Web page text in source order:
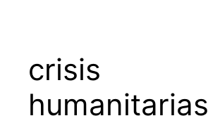
crisis
humanitarias